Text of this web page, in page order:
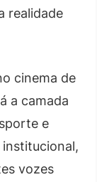
realidade
cinema de
a camada
e
institucional,
vozes